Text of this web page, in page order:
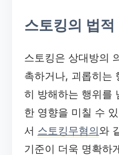
스토킹의 법
스토킹은 상대방의
촉하거나, 괴롭히는
히 방해하는 행위를
한 영향을 미칠 수
서 스토킹무혐의와
기준이 더욱 명확하